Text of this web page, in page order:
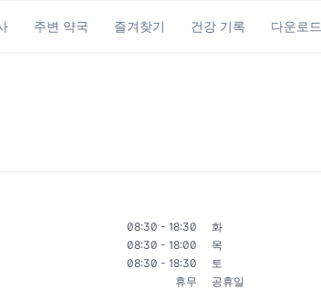
주변 약국 즐겨찾기 건강 기록 다운로드
08:30 - 18:30 화
08:30 - 18:00 목
08:30 - 18:30 토
휴무 공휴일